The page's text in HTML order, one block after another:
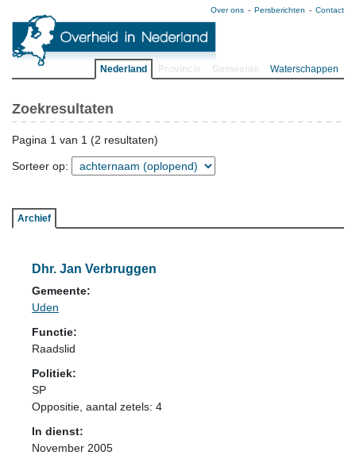
Over ons Persberichten Contact
Nederland Waterschappen
Zoekresultaten
Pagina 1 van 1 (2 resultaten)
Sorteer op:
Archief
Dhr. Jan Verbruggen
Gemeente:
Uden
Functie:
Raadslid
Politiek:
SP
Oppositie , aantal zetels: 4
In dienst:
November 2005